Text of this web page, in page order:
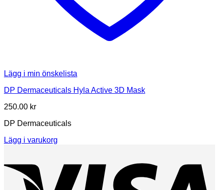
Lägg i min önskelista
DP Dermaceuticals Hyla Active 3D Mask
250.00 kr
DP Dermaceuticals
Lägg i varukorg